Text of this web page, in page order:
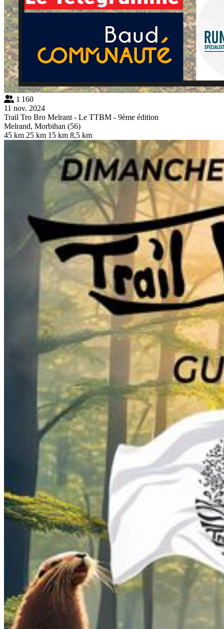
1 160
11 nov. 2024
Trail Tro Bro Melrant - Le TTBM - 9ème édition
Melrand, Morbihan (56)
45 km 25 km 15 km 8,5 km